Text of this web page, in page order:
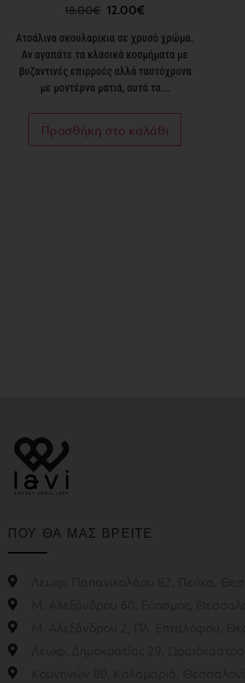
18.00€ 12.00€
Ατσάλινα σκουλαρίκια σε χρυσό χρώμα.
Αν αγαπάτε τα κλασικά κοσμήματα με
βυζαντινές επιρροές αλλά ταυτόχρονα
με μοντέρνα ματιά, αυτά τα...
Προσθήκη στο καλάθι
ΠΟΥ ΘΑ ΜΑΣ ΒΡΕΙΤΕ